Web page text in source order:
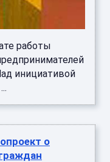
работы
инициативой
о